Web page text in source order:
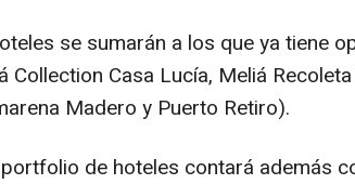
se sumarán a los que ya tiene
Collection Casa Lucía, Meliá
Madero y Puerto Retiro).
portfolio de hoteles contará además